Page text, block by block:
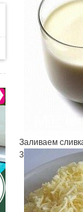
Заливаем
3